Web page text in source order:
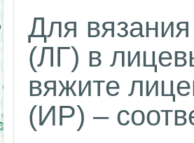
Для
(ЛГ) в
вяжите
(ИР) –